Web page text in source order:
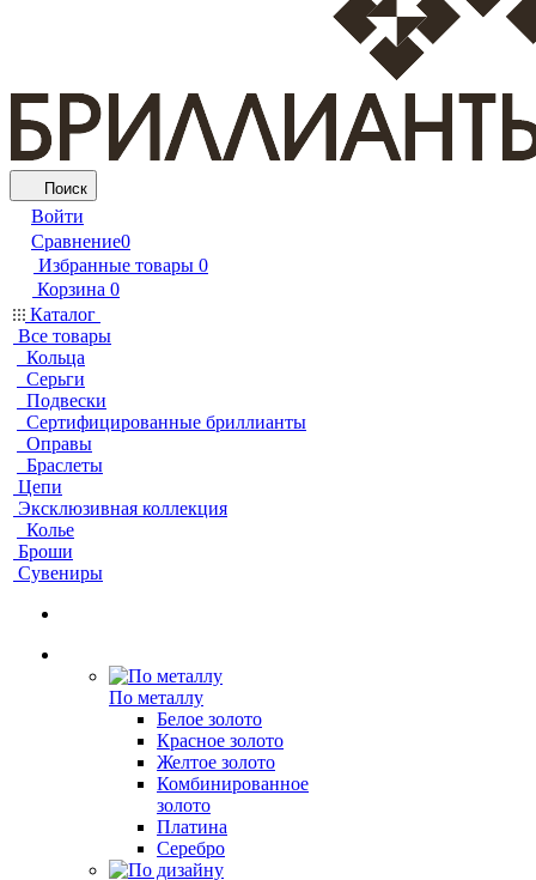
Поиск
Войти
Сравнение0
Избранные товары 0
Корзина 0
Каталог
Все товары
Кольца
Серьги
Подвески
Сертифицированные бриллианты
Оправы
Браслеты
Цепи
Эксклюзивная коллекция
Колье
Броши
Сувениры
По металлу
Белое золото
Красное золото
Желтое золото
Комбинированное
золото
Платина
Серебро